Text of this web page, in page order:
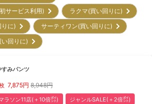
サービス利用)
ラクマ(買い回りに)
りに)
サーティワン(買い回りに)
い回りに)
すみパンツ
7,875円 8,948円
ラソン11店(＋10倍㌽)
ジャンルSALE(＋2倍㌽)